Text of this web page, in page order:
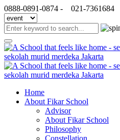
0888-0891-0874 - 021-7361684
Home
About Fikar School
Advisor
About Fikar School
Philosophy
Constellation